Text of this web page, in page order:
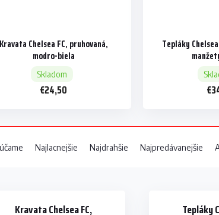
Kravata Chelsea FC, pruhovaná,
modro-biela
Skladom
€24,50
Tepláky
Najlacnejšie Najdrahšie Najpredávanejšie
Kravata Chelsea FC,
Tepláky